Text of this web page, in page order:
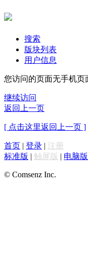
搜索
版块列表
用户信息
您访问的页面无手机页
继续访问
返回上一页
[ 点击这里返回上一页 ]
首页 | 登录 | 注册
标准版 | 触屏版 | 电脑版
© Comsenz Inc.